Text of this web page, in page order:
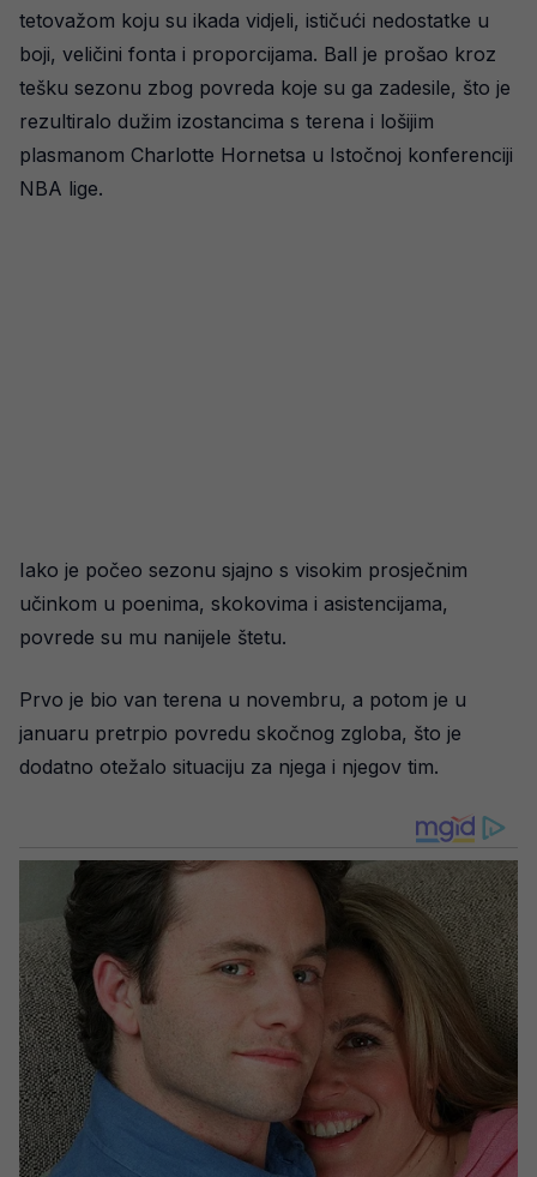
tetovažom koju su ikada vidjeli, ističući nedostatke u
boji, veličini fonta i proporcijama. Ball je prošao kroz
tešku sezonu zbog povreda koje su ga zadesile, što je
rezultiralo dužim izostancima s terena i lošijim
plasmanom Charlotte Hornetsa u Istočnoj konferenciji
NBA lige.
Iako je počeo sezonu sjajno s visokim prosječnim
učinkom u poenima, skokovima i asistencijama,
povrede su mu nanijele štetu.
Prvo je bio van terena u novembru, a potom je u
januaru pretrpio povredu skočnog zgloba, što je
dodatno otežalo situaciju za njega i njegov tim.